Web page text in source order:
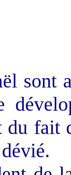
sont
du